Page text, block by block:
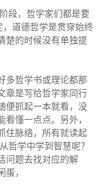
段，哲学家们都是要
，道德哲学是贯穿始终
楚的时候没有单独提
多哲学书或理论都那
章是写给哲学家同行
便抓起一本就看，没
懂一点点。另外，
住脉络，所有就读起
哲学中学到智慧呢？
问题去找对应的解
，